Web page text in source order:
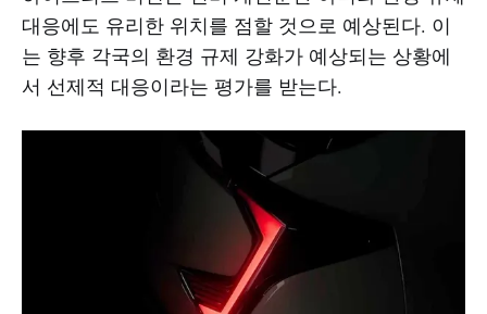
대응에도 유리한 위치를 점할 것으로 예상된다. 이
는 향후 각국의 환경 규제 강화가 예상되는 상황에
서 선제적 대응이라는 평가를 받는다.